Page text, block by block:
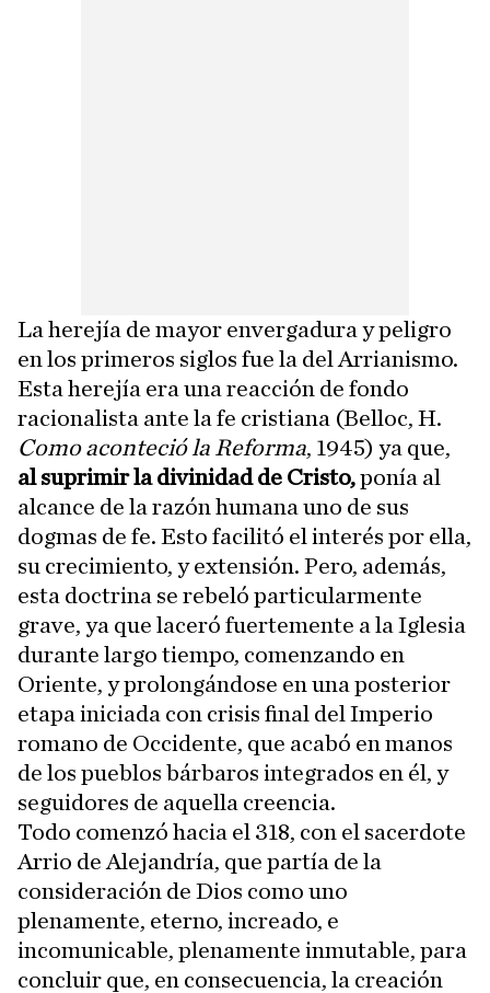
La herejía de mayor envergadura y peligro
en los primeros siglos fue la del Arrianismo.
Esta herejía era una reacción de fondo
racionalista ante la fe cristiana (Belloc, H.
Como aconteció la Reforma, 1945) ya que,
al suprimir la divinidad de Cristo,ponía al
alcance de la razón humana uno de sus
dogmas de fe. Esto facilitó el interés por ella,
su crecimiento, y extensión. Pero, además,
esta doctrina se rebeló particularmente
grave, ya que laceró fuertemente a la Iglesia
durante largo tiempo, comenzando en
Oriente, y prolongándose en una posterior
etapa iniciada con crisis final del Imperio
romano de Occidente, que acabó en manos
de los pueblos bárbaros integrados en él, y
seguidores de aquella creencia.
Todo comenzó hacia el 318, con el sacerdote
Arrio de Alejandría, que partía de la
consideración de Dios como uno
plenamente, eterno, increado, e
incomunicable, plenamente inmutable, para
concluir que, en consecuencia, la creación